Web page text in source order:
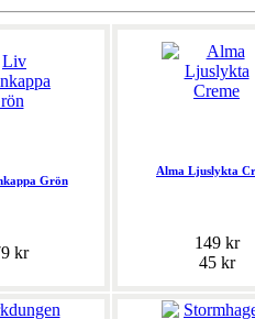
Grön
kr
Alma Ljuslykta
149 kr
45 kr